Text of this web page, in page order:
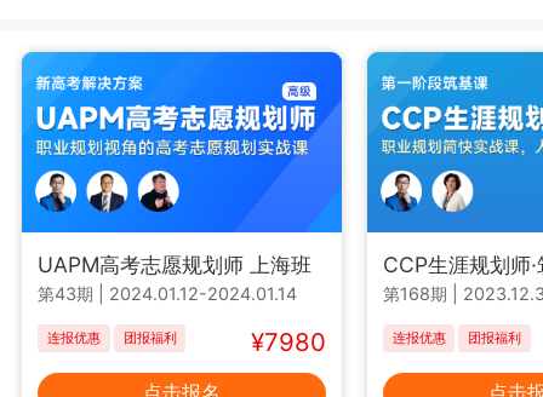
UAPM高考志愿规划师 上海班
第43期 2024.01.12-2024.01.14
连报优惠 团报福利 ¥7980
CCP生涯规划师
第168期
连报优惠 团报福利